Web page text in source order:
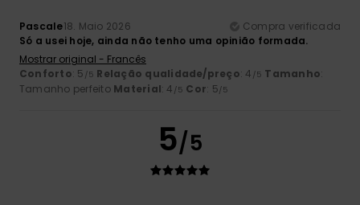
Pascale18. Maio 2026
Compra verificada
Só a usei hoje, ainda não tenho uma opinião formada.
Mostrar original - Francês
Conforto: 5 /5 Relação qualidade/preço: 4 /5 Tamanho:
Tamanho perfeito Material: 4 /5 Cor: 5/5
5/5